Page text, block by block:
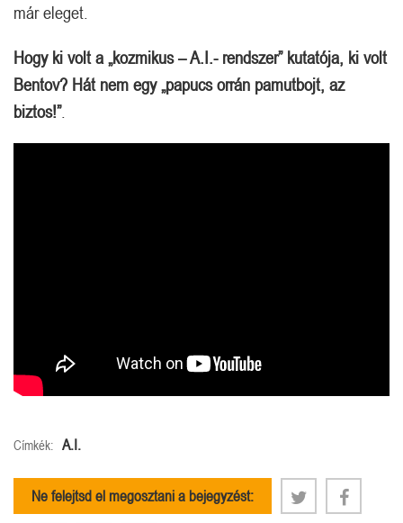
már eleget.
Hogy ki volt a „kozmikus – A.I.- rendszer” kutatója, ki volt
Bentov? Hát nem egy „papucs orrán pamutbojt, az
biztos!”.
Címkék: A.I.
Ne felejtsd el megosztani a bejegyzést: